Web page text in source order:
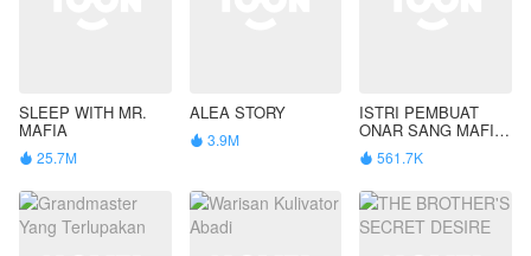
SLEEP WITH MR.
MAFIA
 25.7M
ALEA STORY
 3.9M
ISTRI PEMBUAT
ONAR SANG MAFIA
KEJAM
 561.7K